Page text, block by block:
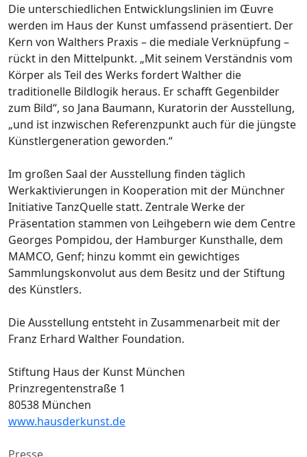
Die unterschiedlichen Entwicklungslinien im Œuvre
werden im Haus der Kunst umfassend präsentiert. Der
Kern von Walthers Praxis – die mediale Verknüpfung –
rückt in den Mittelpunkt. „Mit seinem Verständnis vom
Körper als Teil des Werks fordert Walther die
traditionelle Bildlogik heraus. Er schafft Gegenbilder
zum Bild“, so Jana Baumann, Kuratorin der Ausstellung,
„und ist inzwischen Referenzpunkt auch für die jüngste
Künstlergeneration geworden.“
Im großen Saal der Ausstellung finden täglich
Werkaktivierungen in Kooperation mit der Münchner
Initiative TanzQuelle statt. Zentrale Werke der
Präsentation stammen von Leihgebern wie dem Centre
Georges Pompidou, der Hamburger Kunsthalle, dem
MAMCO, Genf; hinzu kommt ein gewichtiges
Sammlungskonvolut aus dem Besitz und der Stiftung
des Künstlers.
Die Ausstellung entsteht in Zusammenarbeit mit der
Franz Erhard Walther Foundation.
Stiftung Haus der Kunst München
Prinzregentenstraße 1
80538 München
www.hausderkunst.de